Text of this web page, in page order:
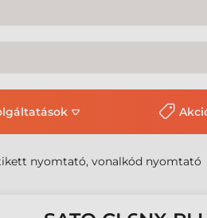
nyomtató, vonalkód nyomtató